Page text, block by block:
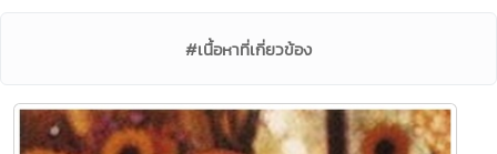
#เนื้อหาที่เกี่ยวข้อง